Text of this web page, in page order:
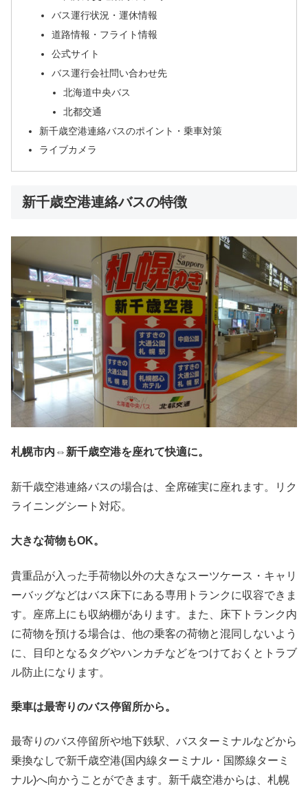
バス運行状況・運休情報
道路情報・フライト情報
公式サイト
バス運行会社問い合わせ先
北海道中央バス
北都交通
新千歳空港連絡バスのポイント・乗車対策
ライブカメラ
新千歳空港連絡バスの特徴
札幌市内⇔新千歳空港を座れて快適に。
新千歳空港連絡バスの場合は、全席確実に座れます。リク
ライニングシート対応。
大きな荷物もOK。
貴重品が入った手荷物以外の大きなスーツケース・キャリ
ーバッグなどはバス床下にある専用トランクに収容できま
す。座席上にも収納棚があります。また、床下トランク内
に荷物を預ける場合は、他の乗客の荷物と混同しないよう
に、目印となるタグやハンカチなどをつけておくとトラブ
ル防止になります。
乗車は最寄りのバス停留所から。
最寄りのバス停留所や地下鉄駅、バスターミナルなどから
乗換なしで新千歳空港(国内線ターミナル・国際線ターミ
ナル)へ向かうことができます。新千歳空港からは、札幌